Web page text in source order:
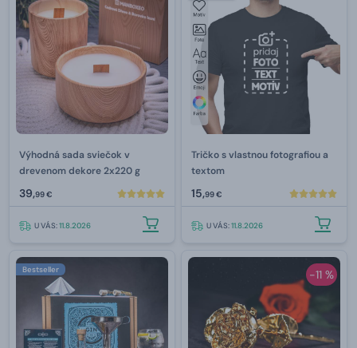
Výhodná sada sviečok v
drevenom dekore 2x220 g
39,99 €
U VÁS:11.8.2026
Tričko s vlastnou fotografiou a
textom
15,99 €
U VÁS:11.8.2026
Bestseller -11 %